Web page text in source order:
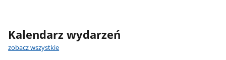
Kalendarz wydarzeń
zobacz wszystkie